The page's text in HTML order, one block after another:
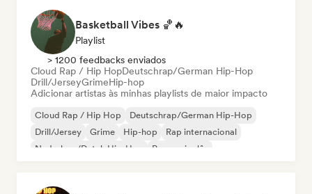
Basketball Vibes 🏀🔥
Playlist
> 1200 feedbacks enviados
Cloud Rap / Hip HopDeutschrap/German Hip-Hop
Drill/JerseyGrimeHip-hop
Adicionar artistas às minhas playlists de maior impacto
Cloud Rap / Hip Hop
Deutschrap/German Hip-Hop
Drill/Jersey
Grime Hip-hop
Rap internacional
Nederhop/Dutch Hip-Hop
Rap em inglês